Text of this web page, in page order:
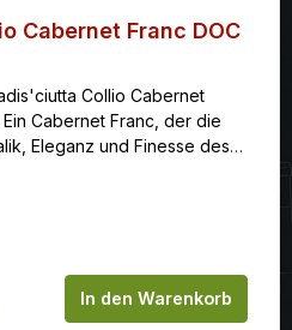
Cabernet Franc DOC
Collio Cabernet
Ein Cabernet Franc, der die
Eleganz und Finesse des
sehr gut zum Ausdruck
Gib den
In den Warenkorb